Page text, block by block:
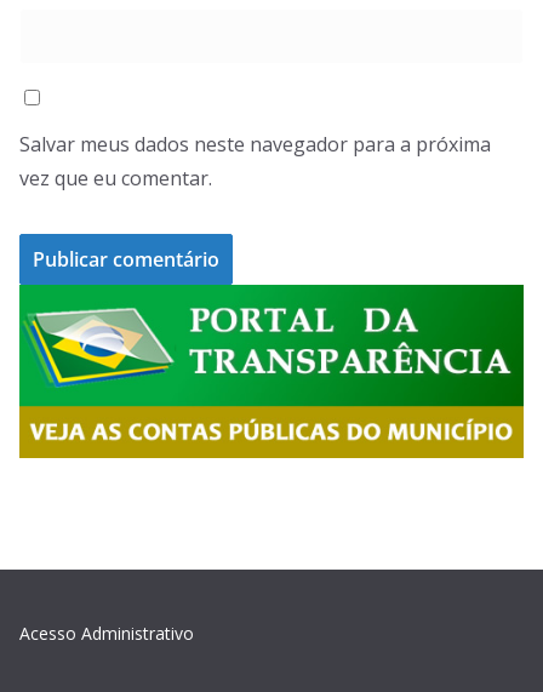
Salvar meus dados neste navegador para a próxima
vez que eu comentar.
Acesso Administrativo